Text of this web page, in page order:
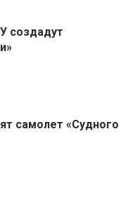
создадут
самолет «Судного